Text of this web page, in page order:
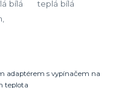
adaptérem s vypínačem na
teplota